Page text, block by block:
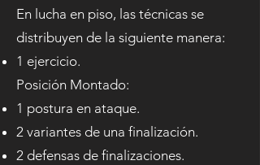
En lucha en piso, las técnicas se
distribuyen de la siguiente manera:
1 ejercicio.
Posición Montado:
1 postura en ataque.
2 variantes de una finalización.
2 defensas de finalizaciones.